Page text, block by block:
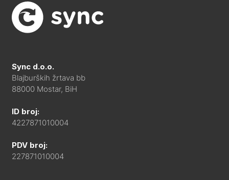
Sync d.o.o.
Blajburških žrtava bb
88000 Mostar, BiH
ID broj:
4227871010004
PDV broj:
227871010004